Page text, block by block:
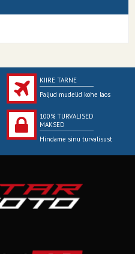
KIIRE TARNE
Paljud mudelid kohe laos
100% TURVALISED
MAKSED
Hindame sinu turvalisust